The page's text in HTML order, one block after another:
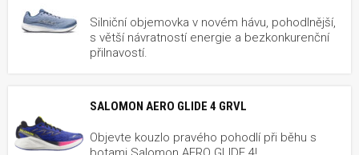
Silniční objemovka v novém hávu, pohodlnější,
s větší návratností energie a bezkonkurenční
přilnavostí.
SALOMON AERO GLIDE 4 GRVL
Objevte kouzlo pravého pohodlí při běhu s